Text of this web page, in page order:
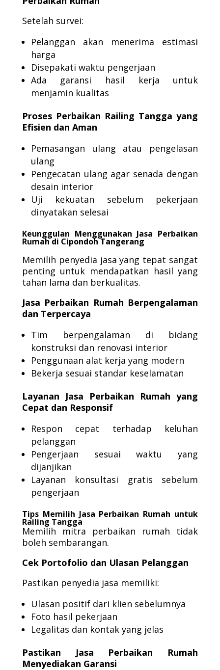
Setelah survei:
Pelanggan akan menerima estimasi
harga
Disepakati waktu pengerjaan
Ada garansi hasil kerja untuk
menjamin kualitas
Proses Perbaikan Railing Tangga yang
Efisien dan Aman
Pemasangan ulang atau pengelasan
ulang
Pengecatan ulang agar senada dengan
desain interior
Uji kekuatan sebelum pekerjaan
dinyatakan selesai
Keunggulan Menggunakan Jasa Perbaikan
Rumah di Cipondoh Tangerang
Memilih penyedia jasa yang tepat sangat
penting untuk mendapatkan hasil yang
tahan lama dan berkualitas.
Jasa Perbaikan Rumah Berpengalaman
dan Terpercaya
Tim berpengalaman di bidang
konstruksi dan renovasi interior
Penggunaan alat kerja yang modern
Bekerja sesuai standar keselamatan
Layanan Jasa Perbaikan Rumah yang
Cepat dan Responsif
Respon cepat terhadap keluhan
pelanggan
Pengerjaan sesuai waktu yang
dijanjikan
Layanan konsultasi gratis sebelum
pengerjaan
Tips Memilih Jasa Perbaikan Rumah untuk
Railing Tangga
Memilih mitra perbaikan rumah tidak
boleh sembarangan.
Cek Portofolio dan Ulasan Pelanggan
Pastikan penyedia jasa memiliki:
Ulasan positif dari klien sebelumnya
Foto hasil pekerjaan
Legalitas dan kontak yang jelas
Pastikan Jasa Perbaikan Rumah
Menyediakan Garansi